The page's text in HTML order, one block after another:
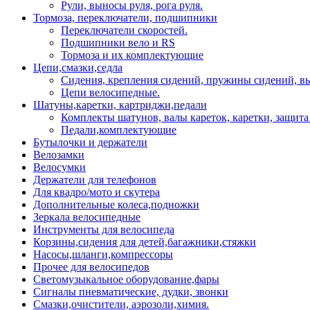
Рули, выносы руля, рога руля.
Тормоза, переключатели, подшипники
Переключатели скоростей.
Подшипники вело и RS
Тормоза и их комплектующие
Цепи,смазки,седла
Сидения, крепления сидений, пружины сидений,
Цепи велосипедные.
Шатуны,каретки, картриджи,педали
Комплекты шатунов, валы кареток, каретки,
Педали,комплектующие
Бутылочки и держатели
Велозамки
Велосумки
Держатели для телефонов
Для квадро/мото и скутера
Дополнительные колеса,подножки
Зеркала велосипедные
Инструменты для велосипеда
Корзины,сидения для детей,багажники,стяжки
Насосы,шланги,компрессоры
Прочее для велосипедов
Светомузыкальное оборудование,фары
Сигналы пневматические, дудки, звонки
Смазки,очистители, аэрозоли,химия.